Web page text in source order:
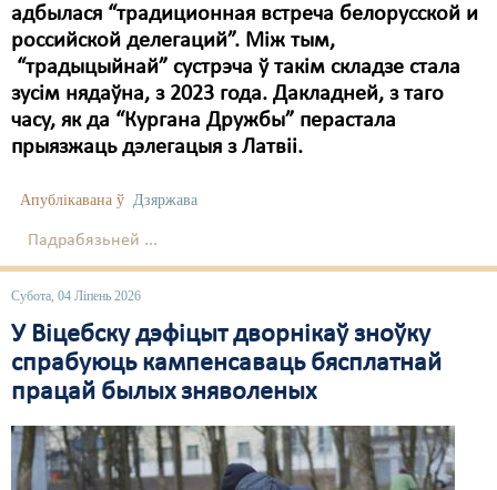
адбылася “традиционная встреча белорусской и
российской делегаций”. Між тым,
“традыцыйнай” сустрэча ў такім складзе стала
зусім нядаўна, з 2023 года. Дакладней, з таго
часу, як да “Кургана Дружбы” перастала
прыязжаць дэлегацыя з Латвіі.
Апублікавана ў Дзяржава
Падрабязьней ...
Субота, 04 Ліпень 2026
У Віцебску дэфіцыт дворнікаў зноўку
спрабуюць кампенсаваць бясплатнай
працай былых зняволеных